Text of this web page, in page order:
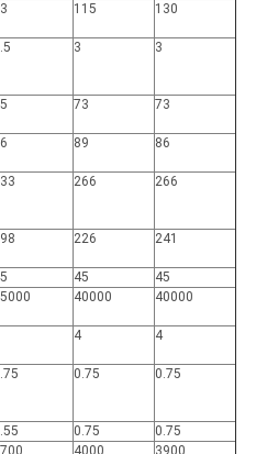
115 130
3 3
73 73
89 86
266 266
226 241
45
45
40000 40000
4 4
0.75 0.75
0.75
0.75